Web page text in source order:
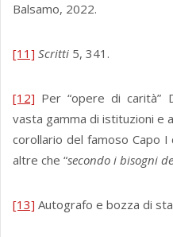
Balsamo, 2022.
[11] Scritti 5, 341.
[12] Per “opere di carità”
vasta gamma di istituzioni e
corollario del famoso Capo
altre che “secondo i bisogni
[13] Autografo e bozza di